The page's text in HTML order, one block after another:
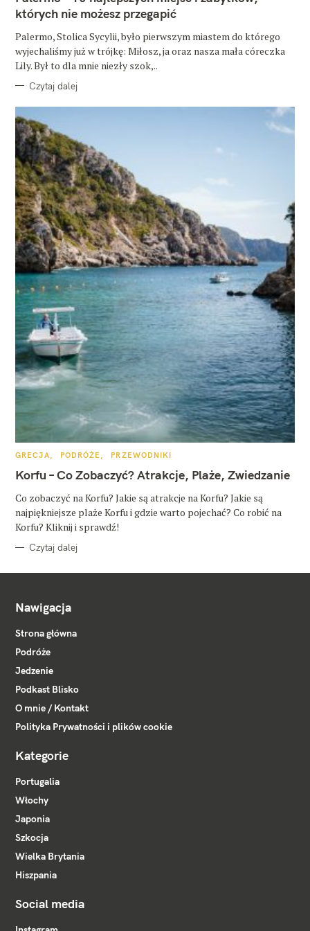
O
R
których nie możesz przegapić
Palermo, Stolica Sycylii, było pierwszym miastem do którego
wyjechaliśmy już w trójkę: Miłosz, ja oraz nasza mała córeczka
Lily. Był to dla mnie niezły szok,..
Czytaj dalej
K
T
E
O
R
I
GRECJA PODRÓŻE PRZEWODNIKI
Korfu – Co Zobaczyć? Atrakcje, Plaże, Zwiedzanie
Co zobaczyć na Korfu? Jakie są atrakcje na Korfu? Jakie są
najpiękniejsze plaże Korfu i gdzie warto pojechać? Co robić na
Korfu? Kliknij i sprawdź!
Czytaj dalej
Nawigacja
Strona główna
Podróże
Jedzenie
Podkast Blisko
O mnie / Kontakt
Polityka Prywatności i plików cookie
Kategorie
Portugalia
Włochy
Japonia
Szkocja
Wielka Brytania
Hiszpania
Social media